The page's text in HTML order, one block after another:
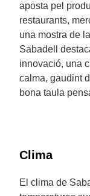
aposta pel
restaurants,
una mostra de
Sabadell
innovació, una
calma, gaudint
bona taula
Clima
El clima de